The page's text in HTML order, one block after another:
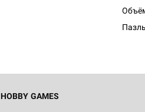
HOBBY GAMES
империи: Боевая тревога
799